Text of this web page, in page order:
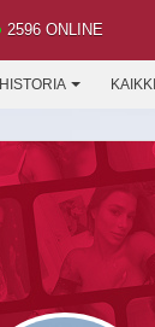
2596 ONLINE
HISTORIA